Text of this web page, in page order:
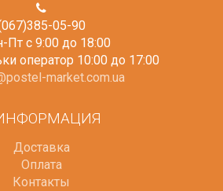
05-90
с 9:00 до 18:00
оператор 10:00 до 17:00
market.com.ua
Доставка
Оплата
Контакты